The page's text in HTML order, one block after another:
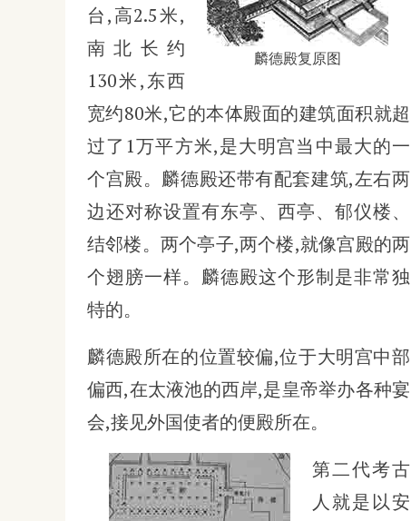
麟德殿复原图
台,高2.5米,
南北长约
130米,东西
宽约80米,它的本体殿面的建筑面积就超
过了1万平方米,是大明宫当中最大的一
个宫殿。麟德殿还带有配套建筑,左右两
边还对称设置有东亭、西亭、郁仪楼、
结邻楼。两个亭子,两个楼,就像宫殿的两
个翅膀一样。麟德殿这个形制是非常独
特的。
麟德殿所在的位置较偏,位于大明宫中部
偏西,在太液池的西岸,是皇帝举办各种宴
会,接见外国使者的便殿所在。
第二代考古
人就是以安